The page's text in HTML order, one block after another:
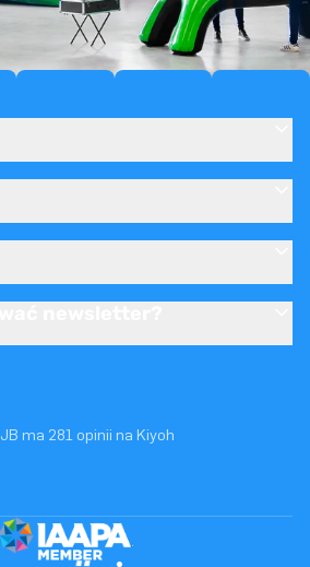
JB ma 281 opinii na Kiyoh